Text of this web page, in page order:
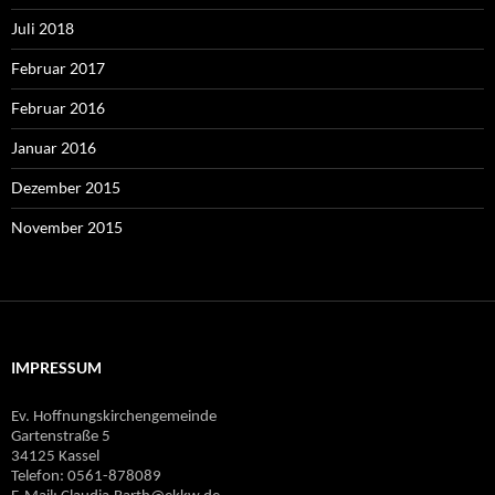
Juli 2018
Februar 2017
Februar 2016
Januar 2016
Dezember 2015
November 2015
IMPRESSUM
Ev. Hoffnungskirchengemeinde
Gartenstraße 5
34125 Kassel
Telefon: 0561-878089